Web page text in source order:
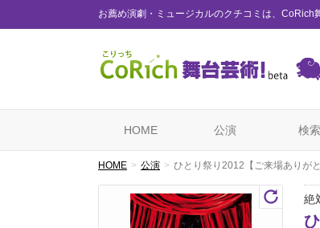
お薦め演劇・ミュージカルのクチコミは、CoRich
HOME 公演 検索
HOME 公演 ひとり祭り2012【ご来場ありが
絶